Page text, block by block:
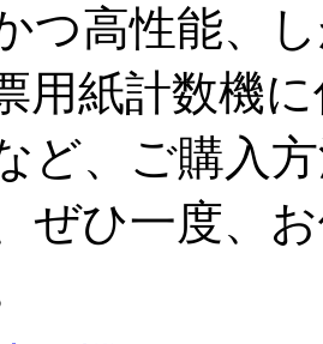
つ高性能、
用紙計数機
ど、ご購入
ぜひ一度、